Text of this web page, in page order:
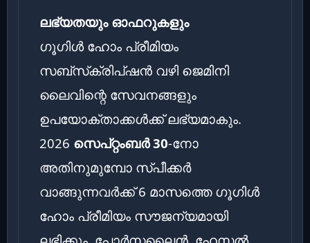
ലഭ്യതയും ഓഫറുകളും
ഗൂഗിൾ ഹോം പ്രീമിയം
സബ്‌സ്‌ക്രിപ്ഷൻ വഴി ജെമിനി
ലൈവിന്റെ സേവനങ്ങളും
ഉപയോക്താക്കൾക്ക് ലഭ്യമാകും.
2026 സെപ്റ്റംബർ 30-നോ
അതിനുമുമ്പോ സ്പീക്കർ
വാങ്ങുന്നവർക്ക് 6 മാസത്തെ ഗൂഗിൾ
ഹോം പ്രീമിയം സൗജന്യമായി